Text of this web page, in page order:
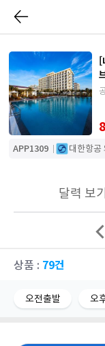
[
APP1309 대한항공
달력 보기
이
상품 : 79건
오전출발 오